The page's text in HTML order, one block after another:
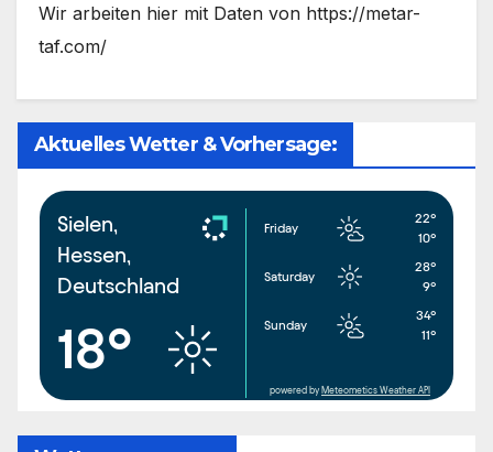
Wir arbeiten hier mit Daten von https://metar-
taf.com/
Aktuelles Wetter & Vorhersage:
Sielen,
Hessen,
Deutschland
18°
Friday
22°
10°
Saturday
28°
9°
Sunday
34°
11°
powered by Meteometics Weather API